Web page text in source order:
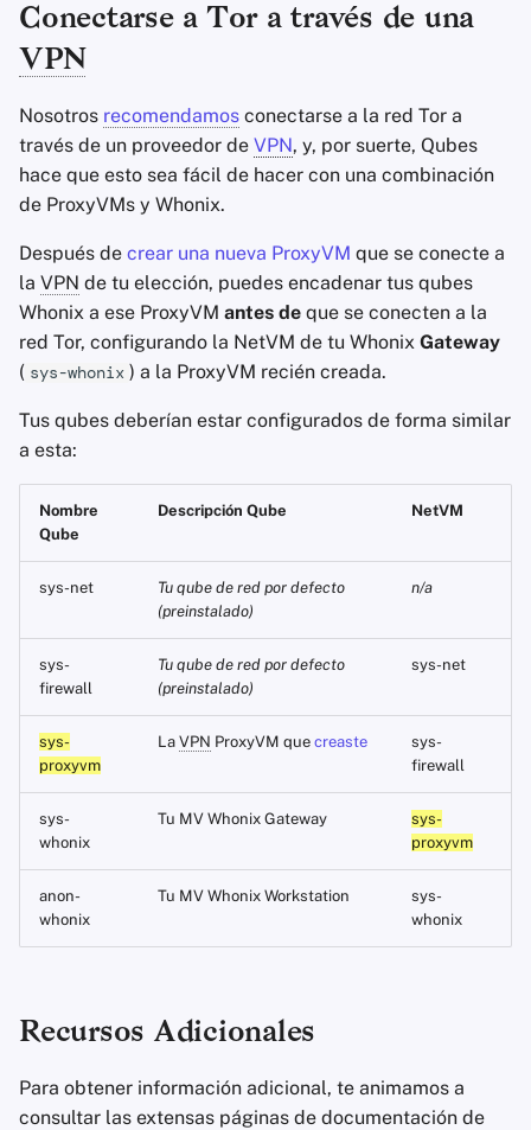
Conectarse a Tor a través de una
VPN
Nosotros recomendamos conectarse a la red Tor a
través de un proveedor de VPN, y, por suerte, Qubes
hace que esto sea fácil de hacer con una combinación
de ProxyVMs y Whonix.
Después de crear una nueva ProxyVM que se conecte a
la VPN de tu elección, puedes encadenar tus qubes
Whonix a ese ProxyVM antes de que se conecten a la
red Tor, configurando la NetVM de tu Whonix Gateway
( sys-whonix ) a la ProxyVM recién creada.
Tus qubes deberían estar configurados de forma similar
a esta:
Nombre
Qube
Descripción Qube NetVM
sys-net
Tu qube de red por defecto
(preinstalado)
n/a
sys-
firewall
Tu qube de red por defecto
(preinstalado)
sys-net
sys-
proxyvm
LaVPN ProxyVM quecreaste
sys-
firewall
sys-
whonix
Tu MV Whonix Gateway
sys-
proxyvm
anon-
whonix
Tu MV Whonix Workstation
sys-
whonix
Recursos Adicionales
Para obtener información adicional, te animamos a
consultar las extensas páginas de documentación de